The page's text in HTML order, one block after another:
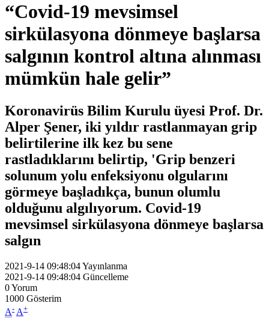
“Covid-19 mevsimsel
sirkülasyona dönmeye başlarsa
salgının kontrol altına alınması
mümkün hale gelir”
Koronavirüs Bilim Kurulu üyesi Prof. Dr.
Alper Şener, iki yıldır rastlanmayan grip
belirtilerine ilk kez bu sene
rastladıklarını belirtip, 'Grip benzeri
solunum yolu enfeksiyonu olgularını
görmeye başladıkça, bunun olumlu
olduğunu algılıyorum. Covid-19
mevsimsel sirkülasyona dönmeye başlarsa
salgın
2021-9-14 09:48:04Yayınlanma
2021-9-14 09:48:04 Güncelleme
0Yorum
1000 Gösterim
A- A+